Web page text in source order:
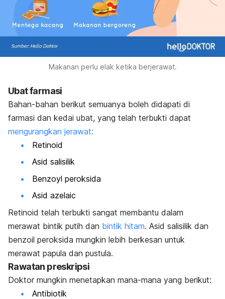
Makanan perlu elak ketika berjerawat.
Ubat farmasi
Bahan-bahan berikut semuanya boleh didapati di
farmasi dan kedai ubat, yang telah terbukti dapat
mengurangkan jerawat:
Retinoid
Asid salisilik
Benzoyl peroksida
Asid azelaic
Retinoid telah terbukti sangat membantu dalam
merawat bintik putih dan bintik hitam. Asid salisilik dan
benzoil peroksida mungkin lebih berkesan untuk
merawat papula dan pustula.
Rawatan preskripsi
Doktor mungkin menetapkan mana-mana yang berikut:
Antibiotik